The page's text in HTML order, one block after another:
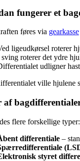
fungerer et
føres via gearkasse
ligeudkørsel roterer
roterer det ydre
udligner
ville hjulene
af
flere forskellige typer:
differentiale–
styret